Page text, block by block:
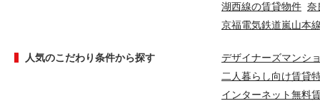
湖西線の賃貸物件 奈
京福電気鉄道嵐山本
人気のこだわり条件から探す
デザイナーズマンシ
二人暮らし向け賃貸
インターネット無料